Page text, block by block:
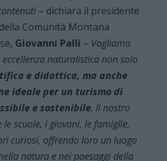
– dichiara il presidente
Comunità Montana
Giovanni Palli – Vogliamo
naturalistica non solo
e didattica, ma anche
ideale per un turismo di
e sostenibile. Il nostro
scuole, i giovani, le famiglie,
curiosi, offrendo loro un luogo
natura e nei paesaggi della